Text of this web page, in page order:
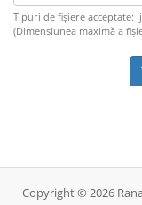
Tipuri de fișiere acceptate:
(Dimensiunea maximă a
Copyright © 2026